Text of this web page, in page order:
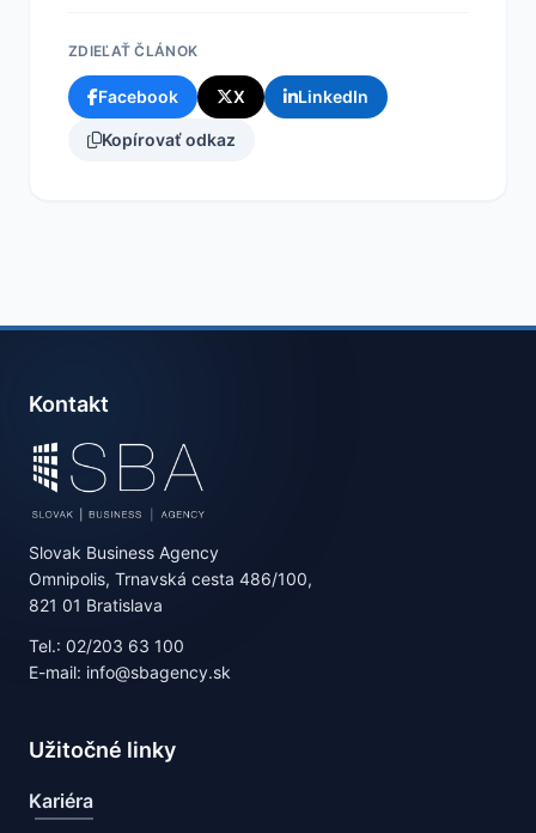
ZDIEĽAŤ ČLÁNOK
Facebook X LinkedIn
Kopírovať odkaz
Kontakt
Slovak Business Agency
Omnipolis, Trnavská cesta 486/100,
821 01 Bratislava
Tel.: 02/203 63 100
E-mail: info@sbagency.sk
Užitočné linky
Kariéra